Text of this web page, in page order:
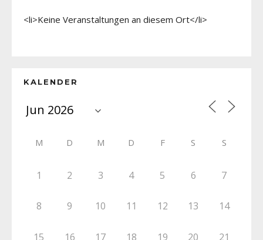
<li>Keine Veranstaltungen an diesem Ort</li>
KALENDER
M D M D F S S
1 2 3 4 5 6 7
8 9 10 11 12 13 14
15 16 17 18 19 20 21